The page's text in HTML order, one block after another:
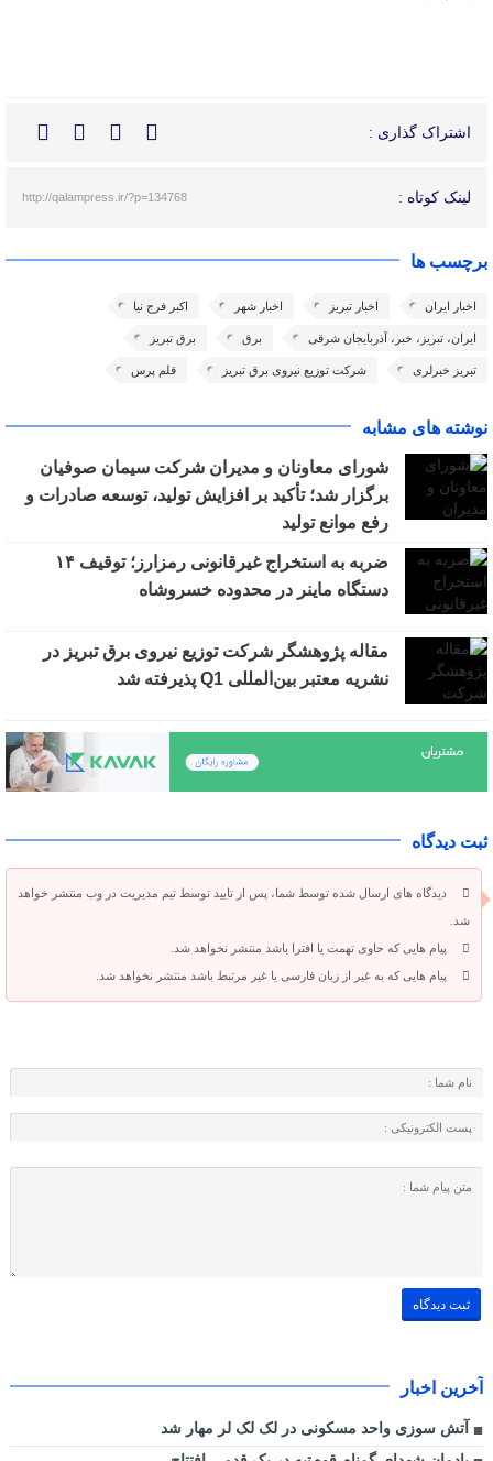
اشتراک گذاری :
لینک کوتاه : http://qalampress.ir/?p=134768
برچسب ها
اخبار ایران اخبار تبریز اخبار شهر اکبر فرج نیا
ایران، تبریز، خبر، آذربایجان شرقی برق برق تبریز
تبریز خبرلری شرکت توزیع نیروی برق تبریز قلم پرس
نوشته های مشابه
شورای معاونان و مدیران شرکت سیمان صوفیان
برگزار شد؛ تأکید بر افزایش تولید، توسعه صادرات و
رفع موانع تولید
ضربه به استخراج غیرقانونی رمزارز؛ توقیف ۱۴
دستگاه ماینر در محدوده خسروشاه
مقاله پژوهشگر شرکت توزیع نیروی برق تبریز در
نشریه معتبر بین‌المللی Q1 پذیرفته شد
ثبت دیدگاه
دیدگاه های ارسال شده توسط شما، پس از تایید توسط تیم مدیریت در وب منتشر خواهد
شد.
پیام هایی که حاوی تهمت یا افترا باشد منتشر نخواهد شد.
پیام هایی که به غیر از زبان فارسی یا غیر مرتبط باشد منتشر نخواهد شد.
آخرین اخبار
آتش سوزی واحد مسکونی در لک لک لر مهار شد